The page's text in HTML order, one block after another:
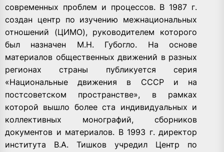
современных проблем и процессов. В 1987 г.
создан центр по изучению межнациональных
отношений (ЦИМО), руководителем которого
был назначен М.Н. Губогло. На основе
материалов общественных движений в разных
регионах страны публикуется серия
«Национальные движения в СССР и на
постсоветском пространстве», в рамках
которой вышло более ста индивидуальных и
коллективных монографий, сборников
документов и материалов. В 1993 г. директор
института В.А. Тишков учредил Центр по